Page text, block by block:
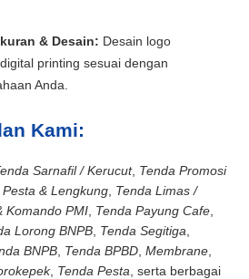
& Desain: Desain logo
printing sesuai dengan
Anda.
Kami:
Sarnafil / Kerucut, Tenda Promosi
& Lengkung Tenda Limas /
Komando PMI Tenda Payung Cafe
Lorong BNPB Tenda Segitiga
BNPB Tenda BPBD Membrane
, Tenda Pesta , serta berbagai